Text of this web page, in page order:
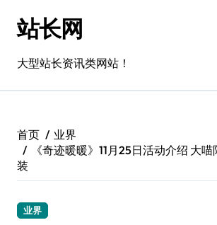
站长网
大型站长资讯类网站！
首页
业界
《奇迹暖暖》11月25日活动介绍 大
装
业界